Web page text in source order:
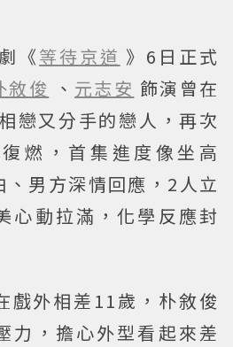
《等待京道 》6日正式
敘俊 、 元志安 飾演曾在
戀又分手的戀人，再次
燃，首集進度像坐高
、男方深情回應，2人立
心動拉滿，化學反應封
戲外相差11歲，朴敘俊
力，擔心外型看起來差